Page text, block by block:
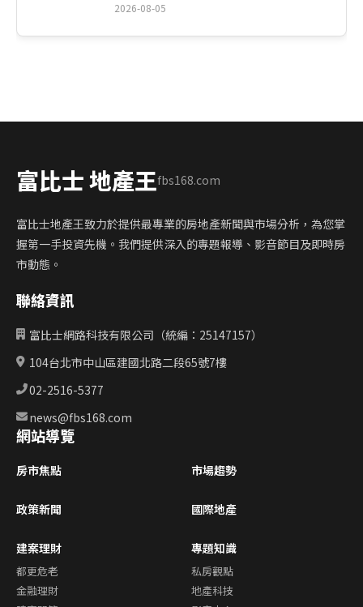
2026-08-05
富比士 地產王fbs168.com
富比士地產王致力於提供最專業的房地產新聞與市場分析，為您掌
握第一手投資先機。我們提供深入的專題報導、影音節目及即時房
市動態。
聯絡資訊
富比士網路科技有限公司（統編：25147157）
104台北市中山區建國北路二段65號7樓
02-2516-5377
news@fbs168.com
網站導覽
房市焦點 市場趨勢
政策新聞 國際地產
建案理財
都更危老
金融理財
專題知識
私房觀點
地產科技